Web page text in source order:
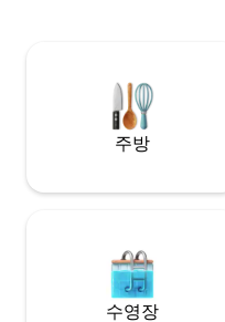
관, 2개의 워크스테이션, 로
게임 시스템, 요가 장비 등
을 이용하세요. 풍경과 야생
들으며 두 개의 데크 중 한
저층에서는 다른 화덕에서
제공됩니다(성인 2명, 어린
주방
수영장